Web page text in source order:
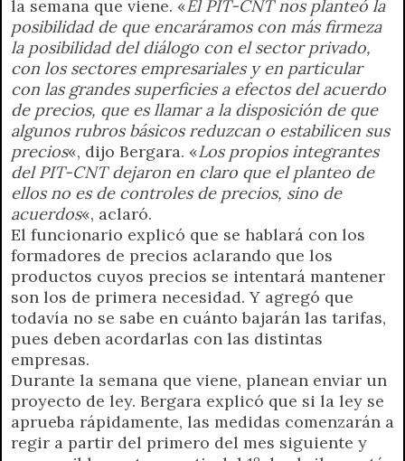
la semana que viene. «El PIT-CNT nos planteó la
posibilidad de que encaráramos con más firmeza
la posibilidad del diálogo con el sector privado,
con los sectores empresariales y en particular
con las grandes superficies a efectos del acuerdo
de precios, que es llamar a la disposición de que
algunos rubros básicos reduzcan o estabilicen sus
precios«, dijo Bergara. «Los propios integrantes
del PIT-CNT dejaron en claro que el planteo de
ellos no es de controles de precios, sino de
acuerdos«, aclaró.
El funcionario explicó que se hablará con los
formadores de precios aclarando que los
productos cuyos precios se intentará mantener
son los de primera necesidad. Y agregó que
todavía no se sabe en cuánto bajarán las tarifas,
pues deben acordarlas con las distintas
empresas.
Durante la semana que viene, planean enviar un
proyecto de ley. Bergara explicó que si la ley se
aprueba rápidamente, las medidas comenzarán a
regir a partir del primero del mes siguiente y